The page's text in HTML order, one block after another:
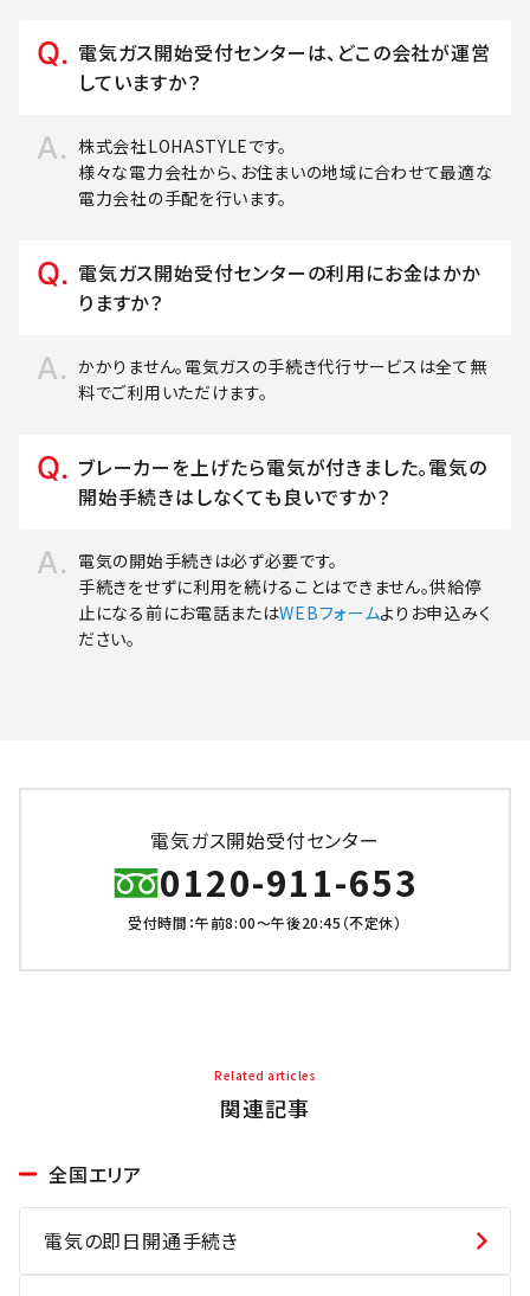
電気ガス開始受付センターは、どこの会社が運営
していますか？
株式会社LOHASTYLEです。
様々な電力会社から、お住まいの地域に合わせて最適な
電力会社の手配を行います。
電気ガス開始受付センターの利用にお金はかか
りますか？
かかりません。電気ガスの手続き代行サービスは全て無
料でご利用いただけます。
ブレーカーを上げたら電気が付きました。電気の
開始手続きはしなくても良いですか？
電気の開始手続きは必ず必要です。
手続きをせずに利用を続けることはできません。供給停
止になる前にお電話またはWEBフォームよりお申込みく
ださい。
電気ガス開始受付センター
0120-911-653
受付時間：午前8:00～午後20:45（不定休）
Related articles
関連記事
全国エリア
電気の即日開通手続き